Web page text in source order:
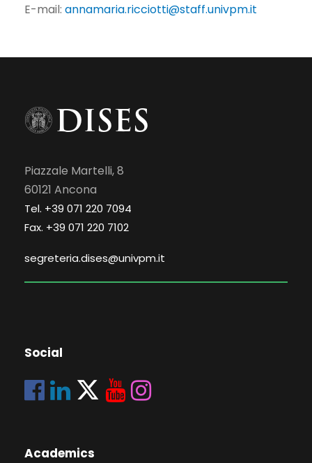
E-mail: annamaria.ricciotti@staff.univpm.it
Piazzale Martelli, 8
60121 Ancona
Tel. +39 071 220 7094
Fax. +39 071 220 7102
segreteria.dises@univpm.it
Social
Academics